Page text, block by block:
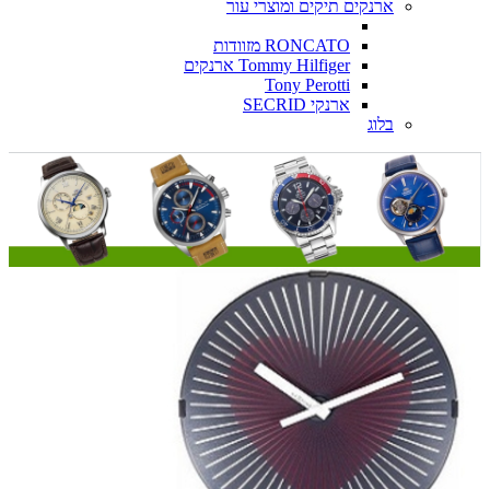
ארנקים תיקים ומוצרי עור
RONCATO מזוודות
Tommy Hilfiger ארנקים
Tony Perotti
ארנקי SECRID
בלוג